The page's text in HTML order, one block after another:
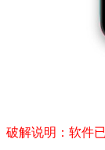
破解说明：软件